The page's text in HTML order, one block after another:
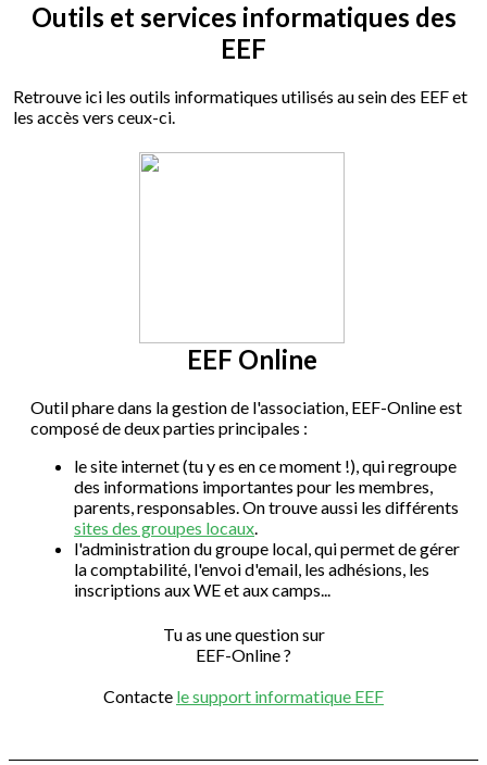
Outils et services informatiques des
EEF
Retrouve ici les outils informatiques utilisés au sein des EEF et
les accès vers ceux-ci.
EEF Online
Outil phare dans la gestion de l'association, EEF-Online est
composé de deux parties principales :
le site internet (tu y es en ce moment !), qui regroupe
des informations importantes pour les membres,
parents, responsables. On trouve aussi les différents
sites des groupes locaux.
l'administration du groupe local, qui permet de gérer
la comptabilité, l'envoi d'email, les adhésions, les
inscriptions aux WE et aux camps...
Tu as une question sur
EEF-Online ?
Contacte le support informatique EEF